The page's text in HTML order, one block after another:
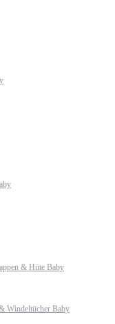
& Hüte Baby
Windeltücher Baby